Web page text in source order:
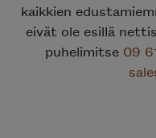
kaikkien
eivät ole esillä
puhelimitse 09